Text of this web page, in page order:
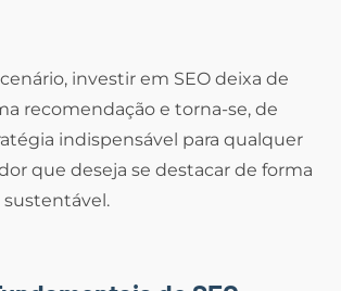
investir em SEO deixa de
recomendação e torna-se, de
indispensável para qualquer
que deseja se destacar de forma